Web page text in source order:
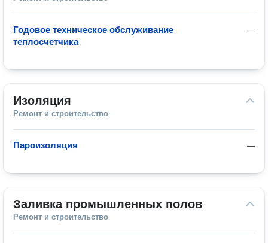
—
Годовое техническое обслуживание
теплосчетчика
Изоляция
Ремонт и строительство
—
Пароизоляция
Заливка промышленных полов
Ремонт и строительство